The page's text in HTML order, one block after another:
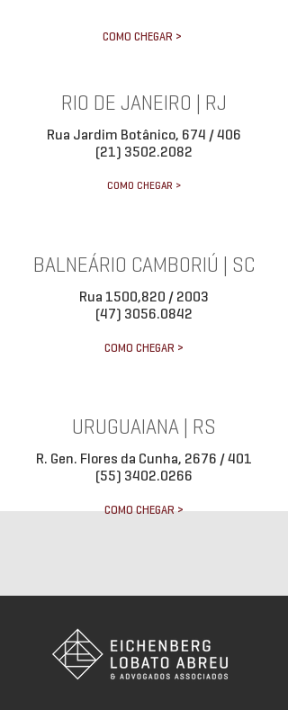
COMO CHEGAR >
RIO DE JANEIRO | RJ
Rua Jardim Botânico, 674 / 406
(21) 3502.2082
COMO CHEGAR >
BALNEÁRIO CAMBORIÚ | SC
Rua 1500,820 / 2003
(47) 3056.0842
COMO CHEGAR >
URUGUAIANA | RS
R. Gen. Flores da Cunha, 2676 / 401
(55) 3402.0266
COMO CHEGAR >